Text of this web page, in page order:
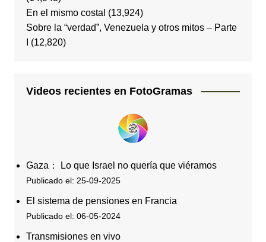
En el mismo costal (13,924)
Sobre la “verdad”, Venezuela y otros mitos – Parte
(12,820)
Videos recientes en FotoGramas
Gaza： Lo que Israel no quería que viéramos
Publicado el: 25-09-2025
El sistema de pensiones en Francia
Publicado el: 06-05-2024
Transmisiones en vivo